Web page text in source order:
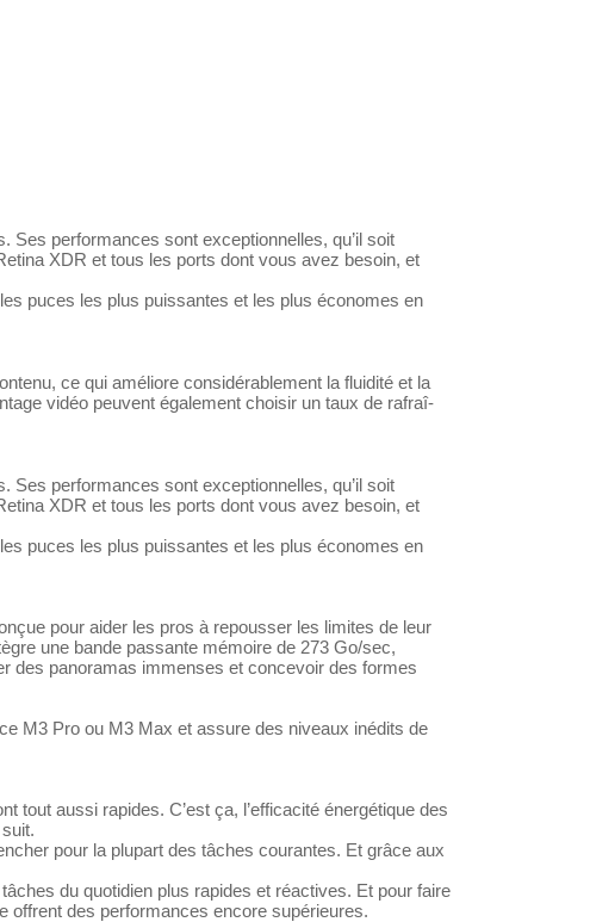
performances sont exceptionnelles, qu’il soit
XDR et tous les ports dont vous avez besoin, et
puces les plus puissantes et les plus économes en
ce qui améliore considé­rablement la fluidité et la
vidéo peuvent également choisir un taux de rafraî­­
performances sont exceptionnelles, qu’il soit
XDR et tous les ports dont vous avez besoin, et
puces les plus puissantes et les plus économes en
pour aider les pros à repousser les limites de leur
une bande passante mémoire de 273 Go/sec,
des panoramas immenses et concevoir des formes
M3 Pro ou M3 Max et assure des niveaux inédits de
tout aussi rapides. C’est ça, l’effica­cité énergétique des
pour la plupart des tâches courantes. Et grâce aux
du quotidien plus rapides et réactives. Et pour faire
offrent des performances encore supérieures.